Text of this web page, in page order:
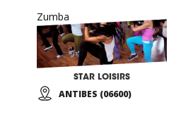
Zumba
STAR LOISIRS
ANTIBES (06600)